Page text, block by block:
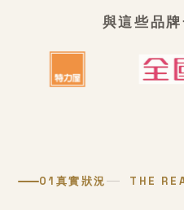
與這些品
01 真實狀況 THE